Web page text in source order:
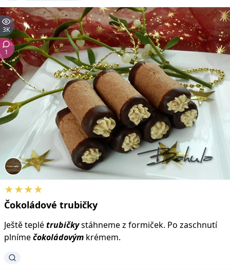
3K
1
★★★★
Čokoládové trubičky
Ještě teplétrubičkystáhneme z formiček. Po zaschnutí
plnímečokoládovým krémem.